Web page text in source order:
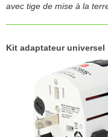
avec tige de mise à la
Kit adaptateur universel